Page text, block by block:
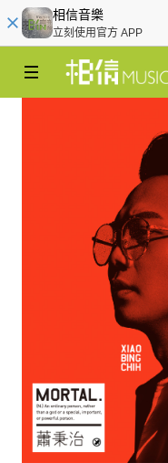
相信音樂
立刻使用官方 APP